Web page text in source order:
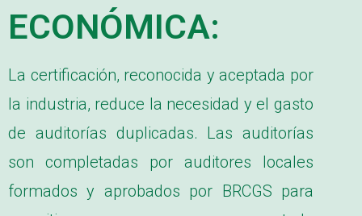
ECONÓMICA:
La certificación, reconocida y aceptada por
la industria, reduce la necesidad y el gasto
de auditorías duplicadas. Las auditorías
son completadas por auditores locales
formados y aprobados por BRCGS para